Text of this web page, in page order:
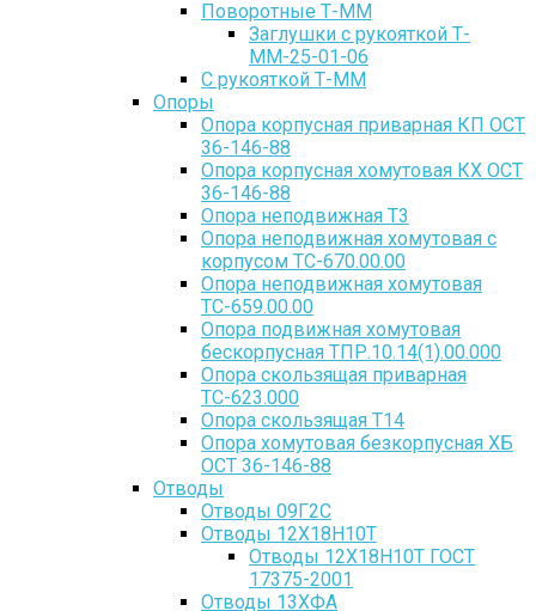
Поворотные Т-ММ
Заглушки с рукояткой Т-
ММ-25-01-06
С рукояткой Т-ММ
Опоры
Опора корпусная приварная КП ОСТ
36-146-88
Опора корпусная хомутовая КХ ОСТ
36-146-88
Опора неподвижная Т3
Опора неподвижная хомутовая с
корпусом ТС-670.00.00
Опора неподвижная хомутовая
ТС-659.00.00
Опора подвижная хомутовая
бескорпусная ТПР.10.14(1).00.000
Опора скользящая приварная
ТС-623.000
Опора скользящая Т14
Опора хомутовая безкорпусная ХБ
ОСТ 36-146-88
Отводы
Отводы 09Г2С
Отводы 12Х18Н10Т
Отводы 12Х18Н10Т ГОСТ
17375-2001
Отводы 13ХФА